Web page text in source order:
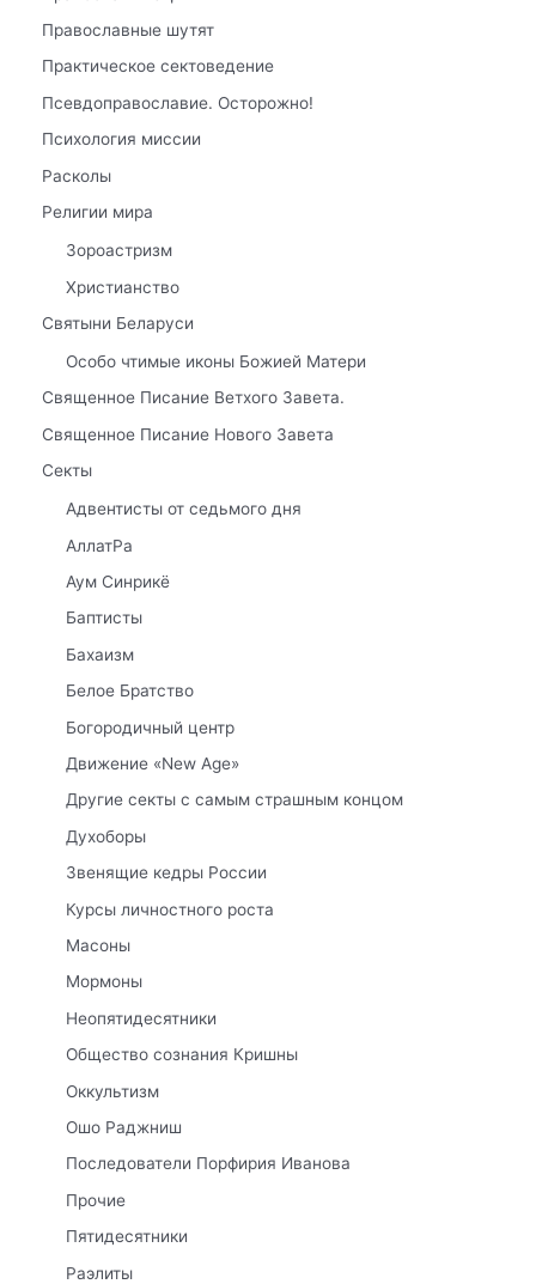
Православные шутят
Практическое сектоведение
Псевдоправославие. Осторожно!
Психология миссии
Расколы
Религии мира
Зороастризм
Христианство
Святыни Беларуси
Особо чтимые иконы Божией Матери
Священное Писание Ветхого Завета.
Священное Писание Нового Завета
Секты
Адвентисты от седьмого дня
АллатРа
Аум Синрикё
Баптисты
Бахаизм
Белое Братство
Богородичный центр
Движение «New Age»
Другие секты с самым страшным концом
Духоборы
Звенящие кедры России
Курсы личностного роста
Масоны
Мормоны
Неопятидесятники
Общество сознания Кришны
Оккультизм
Ошо Раджниш
Последователи Порфирия Иванова
Прочие
Пятидесятники
Раэлиты